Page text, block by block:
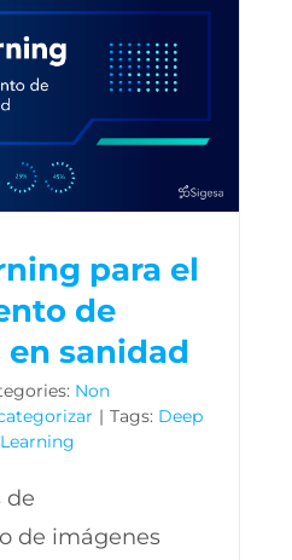
para el
de
sanidad
Non
| Tags: Deep
de
de imágenes